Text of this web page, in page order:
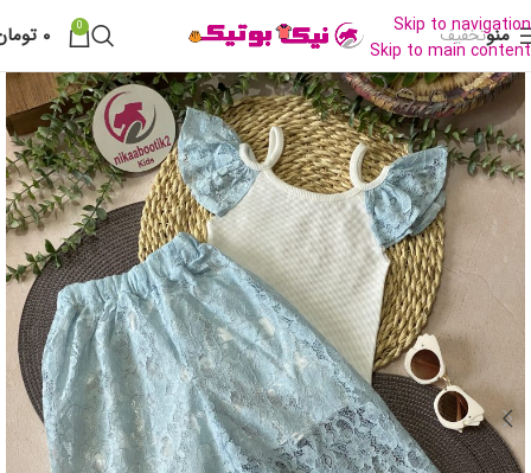
Skip to navigation
Skip to main content
منوتخفیف 0 ۰